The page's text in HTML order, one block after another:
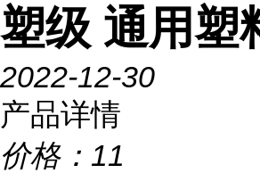
塑级 通用塑
2022-12-30
产品详情
价格： 11